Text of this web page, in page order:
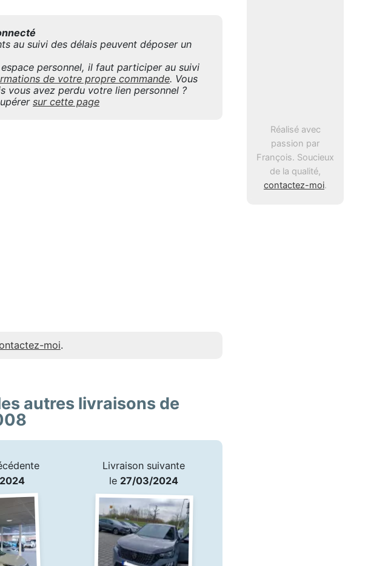
Réalisé avec
passion par
François. Soucieux
de la qualité,
contactez-moi.
au suivi des délais peuvent déposer un
personnel, il faut participer au suivi
de votre propre commande. Vous
vous avez perdu votre lien personnel ?
sur cette page
moi.
autres livraisons de
Livraison suivante
le 27/03/2024